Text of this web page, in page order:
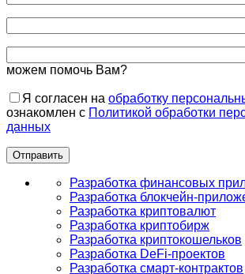
можем помочь Вам?
Я согласен на обработку
ознакомлен с Политикой обработки
данных
Разработка финансовых
Разработка блокчейн-
Разработка криптовалют
Разработка криптобирж
Разработка криптокошельков
Разработка DeFi-проектов
Разработка смарт-контрактов